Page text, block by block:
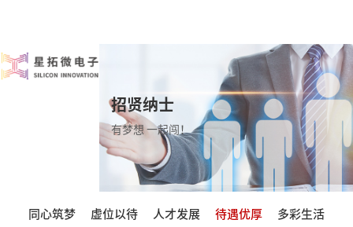
招贤纳士
有梦想 一起闯！
同心筑梦 虚位以待 人才发展 待遇优厚 多彩生活